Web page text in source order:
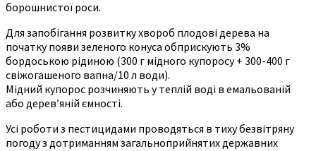
борошнистої роси.
Для запобігання розвитку хвороб плодові дерева на
початку появи зеленого конуса обприскують 3%
бордоською рідиною (300 г мідного купоросу + 300-400 г
свіжогашеного вапна/10 л води).
Мідний купорос розчиняють у теплій воді в емальованій
або дерев’яній ємності.
Усі роботи з пестицидами проводяться в тиху безвітряну
погоду з дотриманням загальноприйнятих державних